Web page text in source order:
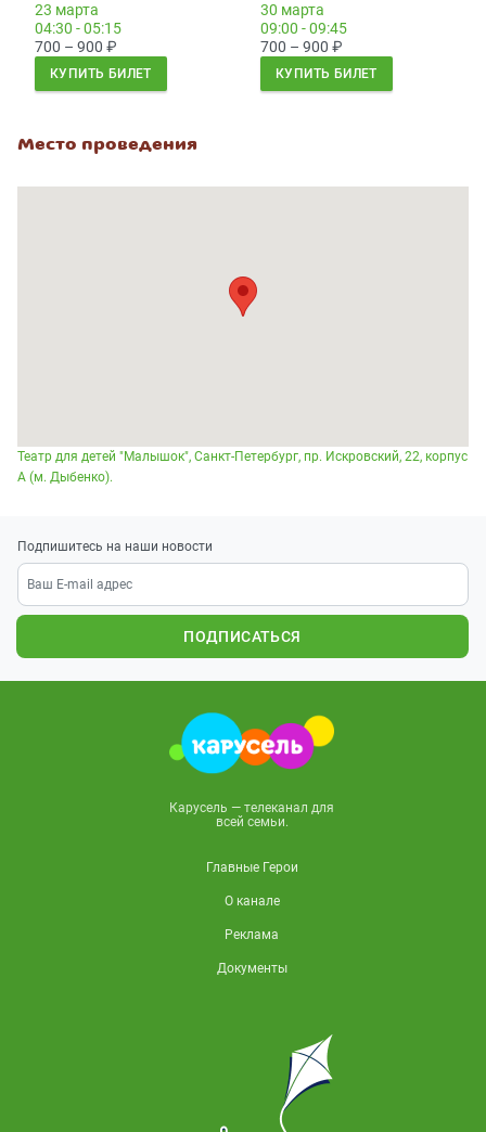
23 марта
04:30 - 05:15
700 – 900 ₽
КУПИТЬ БИЛЕТ
30 марта
09:00 - 09:45
700 – 900 ₽
КУПИТЬ БИЛЕТ
Место проведения
Театр для детей "Малышок", Санкт-Петербург, пр. Искровский, 22, корпус
А (м. Дыбенко).
Подпишитесь на наши новости
ПОДПИСАТЬСЯ
Карусель — телеканал для
всей семьи.
Главные Герои
О канале
Реклама
Документы